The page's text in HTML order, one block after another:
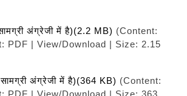
अंग्रेजी में है)(2.2 MB) (Content:
PDF | View/Download | Size: 2.15
अंग्रेजी में है)(364 KB) (Content:
PDF | View/Download | Size: 363